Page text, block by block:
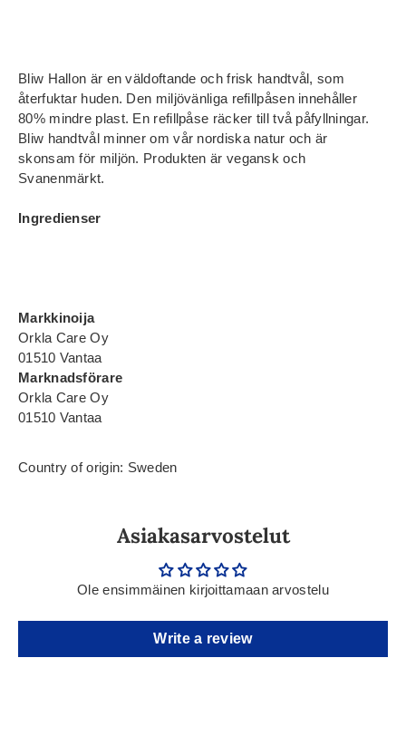
Bliw Hallon är en väldoftande och frisk handtvål, som
återfuktar huden. Den miljövänliga refillpåsen innehåller
80% mindre plast. En refillpåse räcker till två påfyllningar.
Bliw handtvål minner om vår nordiska natur och är
skonsam för miljön. Produkten är vegansk och
Svanenmärkt.
Ingredienser
Markkinoija
Orkla Care Oy
01510 Vantaa
Marknadsförare
Orkla Care Oy
01510 Vantaa
Country of origin: Sweden
Asiakasarvostelut
Ole ensimmäinen kirjoittamaan arvostelu
Write a review